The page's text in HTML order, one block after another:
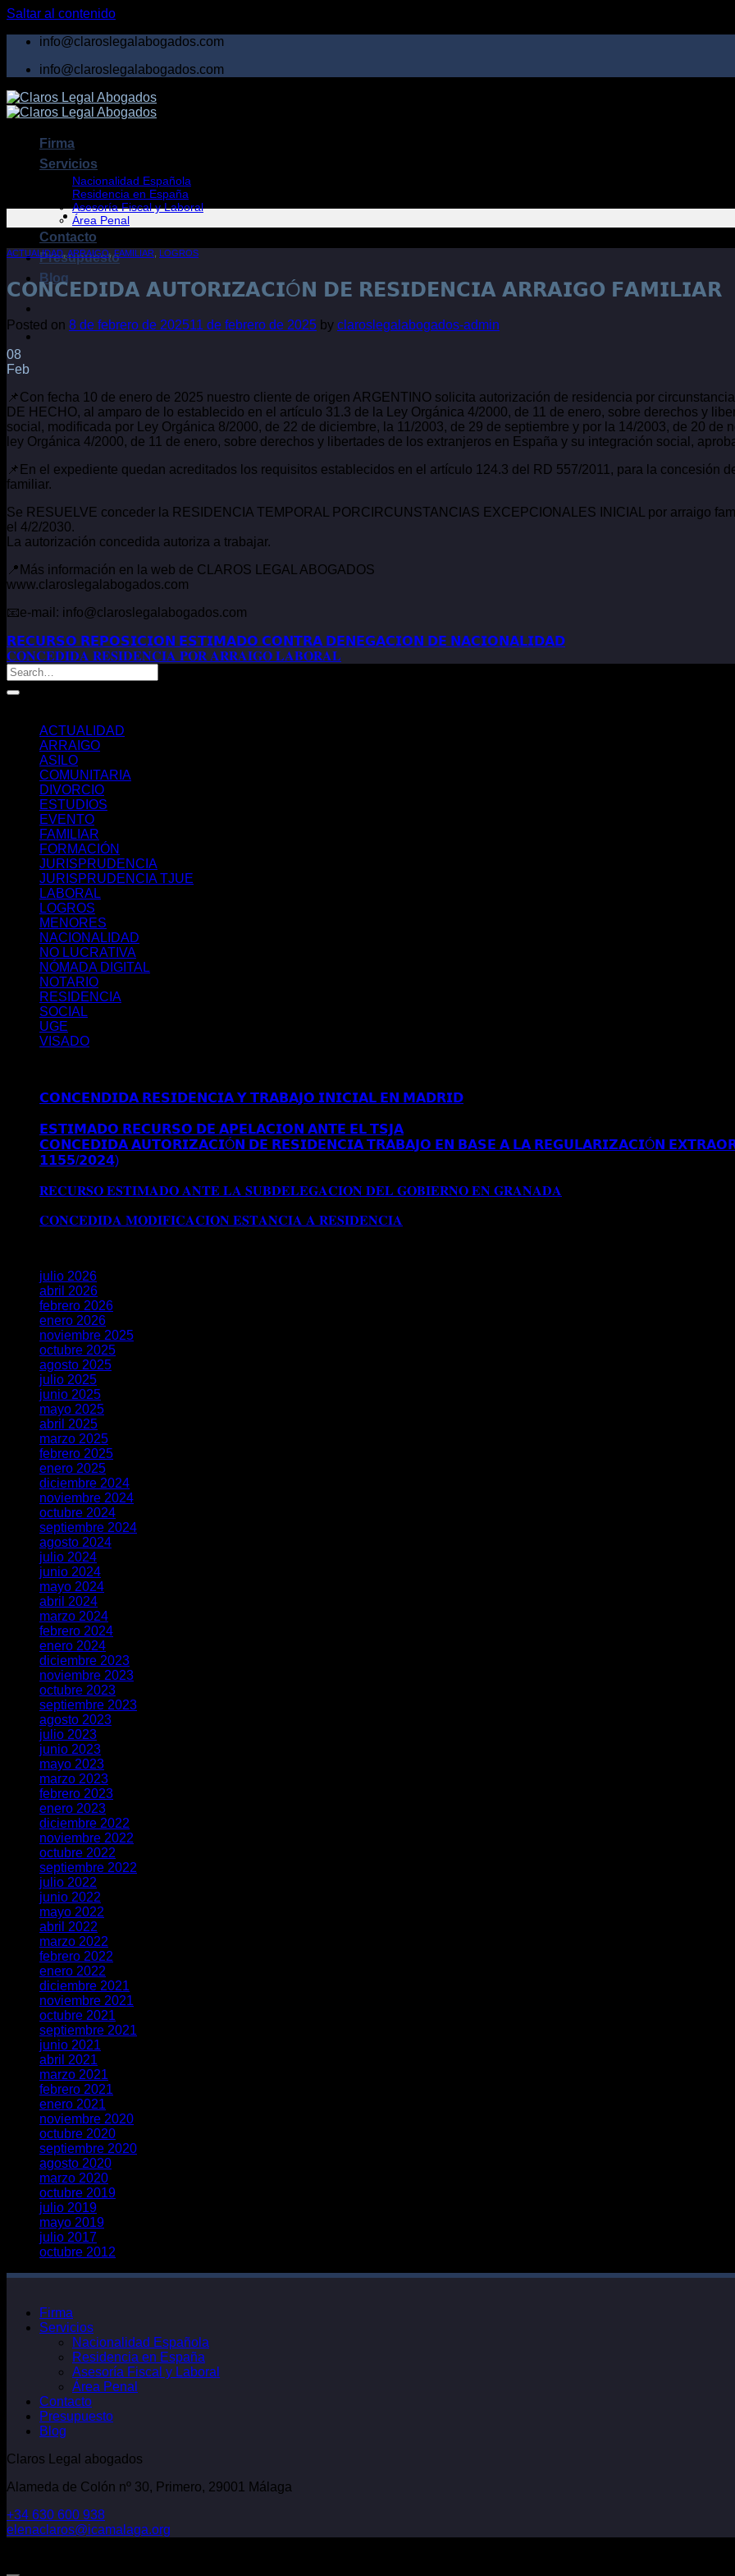
Saltar al contenido
info@claroslegalabogados.com
info@claroslegalabogados.com
Firma
Servicios
Nacionalidad Española
Residencia en España
Asesoría Fiscal y Laboral
Área Penal
Contacto
Presupuesto
Blog
ACTUALIDAD,ARRAIGO, FAMILIAR LOGROS
𝗖𝗢𝗡𝗖𝗘𝗗𝗜𝗗𝗔 𝗔𝗨𝗧𝗢𝗥𝗜𝗭𝗔𝗖𝗜Ó𝗡 𝗗𝗘 𝗥𝗘𝗦𝗜𝗗𝗘𝗡𝗖𝗜𝗔 𝗔𝗥𝗥𝗔𝗜𝗚𝗢 𝗙𝗔𝗠𝗜𝗟𝗜𝗔𝗥
Posted on 8 de febrero de 202511 de febrero de 2025 by claroslegalabogados-admin
08
Feb
📌Con fecha 10 de enero de 2025 nuestro cliente de origen ARGENTINO solicita autorización de residencia por
DE HECHO, al amparo de lo establecido en el artículo 31.3 de la Ley Orgánica 4/2000, de 11 de enero, sobre derechos y
social, modificada por Ley Orgánica 8/2000, de 22 de diciembre, la 11/2003, de 29 de septiembre y por la 14/2003, de 20 de
ley Orgánica 4/2000, de 11 de enero, sobre derechos y libertades de los extranjeros en España y su integración social,
📌En el expediente quedan acreditados los requisitos establecidos en el artículo 124.3 del RD 557/2011, para la concesión
familiar.
Se RESUELVE conceder la RESIDENCIA TEMPORAL PORCIRCUNSTANCIAS EXCEPCIONALES INICIAL por arraigo
el 4/2/2030.
La autorización concedida autoriza a trabajar.
📍Más información en la web de CLAROS LEGAL ABOGADOS
www.claroslegalabogados.com
📧e-mail: info@claroslegalabogados.com
𝗥𝗘𝗖𝗨𝗥𝗦𝗢 𝗥𝗘𝗣𝗢𝗦𝗜𝗖𝗜𝗢𝗡 𝗘𝗦𝗧𝗜𝗠𝗔𝗗𝗢 𝗖𝗢𝗡𝗧𝗥𝗔 𝗗𝗘𝗡𝗘𝗚𝗔𝗖𝗜𝗢𝗡 𝗗𝗘 𝗡𝗔𝗖𝗜𝗢𝗡𝗔𝗟𝗜𝗗𝗔𝗗
𝐂𝐎𝐍𝐂𝐄𝐃𝐈𝐃𝐀 𝐑𝐄𝐒𝐈𝐃𝐄𝐍𝐂𝐈𝐀 𝐏𝐎𝐑 𝐀𝐑𝐑𝐀𝐈𝐆𝐎 𝐋𝐀𝐁𝐎𝐑𝐀𝐋
ACTUALIDAD
ARRAIGO
ASILO
COMUNITARIA
DIVORCIO
ESTUDIOS
EVENTO
FAMILIAR
FORMACIÓN
JURISPRUDENCIA
JURISPRUDENCIA TJUE
LABORAL
LOGROS
MENORES
NACIONALIDAD
NO LUCRATIVA
NÓMADA DIGITAL
NOTARIO
RESIDENCIA
SOCIAL
UGE
VISADO
𝗖𝗢𝗡𝗖𝗘𝗡𝗗𝗜𝗗𝗔 𝗥𝗘𝗦𝗜𝗗𝗘𝗡𝗖𝗜𝗔 𝗬 𝗧𝗥𝗔𝗕𝗔𝗝𝗢 𝗜𝗡𝗜𝗖𝗜𝗔𝗟 𝗘𝗡 𝗠𝗔𝗗𝗥𝗜𝗗
𝗘𝗦𝗧𝗜𝗠𝗔𝗗𝗢 𝗥𝗘𝗖𝗨𝗥𝗦𝗢 𝗗𝗘 𝗔𝗣𝗘𝗟𝗔𝗖𝗜𝗢𝗡 𝗔𝗡𝗧𝗘 𝗘𝗟 𝗧𝗦𝗝𝗔
𝗖𝗢𝗡𝗖𝗘𝗗𝗜𝗗𝗔 𝗔𝗨𝗧𝗢𝗥𝗜𝗭𝗔𝗖𝗜Ó𝗡 𝗗𝗘 𝗥𝗘𝗦𝗜𝗗𝗘𝗡𝗖𝗜𝗔 𝗧𝗥𝗔𝗕𝗔𝗝𝗢 𝗘𝗡 𝗕𝗔𝗦𝗘 𝗔 𝗟𝗔 𝗥𝗘𝗚𝗨𝗟𝗔𝗥𝗜𝗭𝗔𝗖𝗜Ó𝗡
𝟭𝟭𝟱𝟱/𝟮𝟬𝟮𝟰)
𝐑𝐄𝐂𝐔𝐑𝐒𝐎 𝐄𝐒𝐓𝐈𝐌𝐀𝐃𝐎 𝐀𝐍𝐓𝐄 𝐋𝐀 𝐒𝐔𝐁𝐃𝐄𝐋𝐄𝐆𝐀𝐂𝐈𝐎𝐍 𝐃𝐄𝐋 𝐆𝐎𝐁𝐈𝐄𝐑𝐍𝐎 𝐄𝐍 𝐆𝐑𝐀𝐍𝐀𝐃𝐀
𝐂𝐎𝐍𝐂𝐄𝐃𝐈𝐃𝐀 𝐌𝐎𝐃𝐈𝐅𝐈𝐂𝐀𝐂𝐈𝐎𝐍 𝐄𝐒𝐓𝐀𝐍𝐂𝐈𝐀 𝐀 𝐑𝐄𝐒𝐈𝐃𝐄𝐍𝐂𝐈𝐀
julio 2026
abril 2026
febrero 2026
enero 2026
noviembre 2025
octubre 2025
agosto 2025
julio 2025
junio 2025
mayo 2025
abril 2025
marzo 2025
febrero 2025
enero 2025
diciembre 2024
noviembre 2024
octubre 2024
septiembre 2024
agosto 2024
julio 2024
junio 2024
mayo 2024
abril 2024
marzo 2024
febrero 2024
enero 2024
diciembre 2023
noviembre 2023
octubre 2023
septiembre 2023
agosto 2023
julio 2023
junio 2023
mayo 2023
marzo 2023
febrero 2023
enero 2023
diciembre 2022
noviembre 2022
octubre 2022
septiembre 2022
julio 2022
junio 2022
mayo 2022
abril 2022
marzo 2022
febrero 2022
enero 2022
diciembre 2021
noviembre 2021
octubre 2021
septiembre 2021
junio 2021
abril 2021
marzo 2021
febrero 2021
enero 2021
noviembre 2020
octubre 2020
septiembre 2020
agosto 2020
marzo 2020
octubre 2019
julio 2019
mayo 2019
julio 2017
octubre 2012
Firma
Servicios
Nacionalidad Española
Residencia en España
Asesoría Fiscal y Laboral
Área Penal
Contacto
Presupuesto
Blog
Claros Legal abogados
Alameda de Colón nº 30, Primero, 29001 Málaga
+34 630 600 938
elenaclaros@icamalaga.org